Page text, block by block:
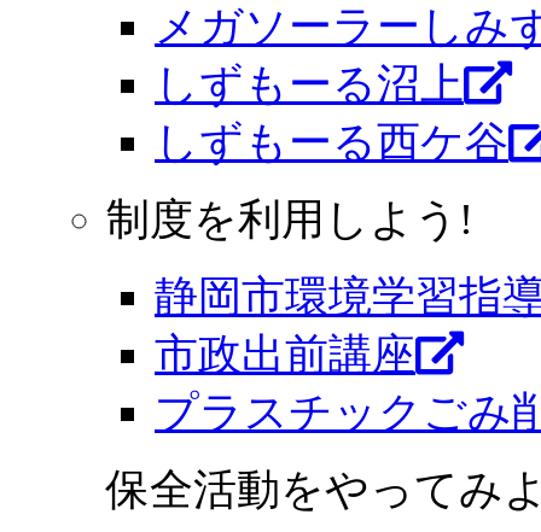
メガソーラーしみ
しずもーる沼上
しずもーる⻄ケ谷
制度を利用しよう!
静岡市環境学習指
市政出前講座
プラスチックごみ
保全活動をやってみ